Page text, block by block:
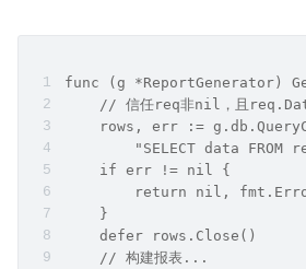
func (g *ReportGenerator)
// 信任req非nil，且
rows, err :=
"SELECT data FROM
    if err != nil {
return nil,
    }
    defer rows.Close()
    // 构建报表...